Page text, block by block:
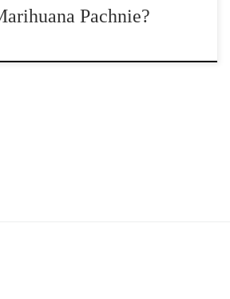
Pachnie?